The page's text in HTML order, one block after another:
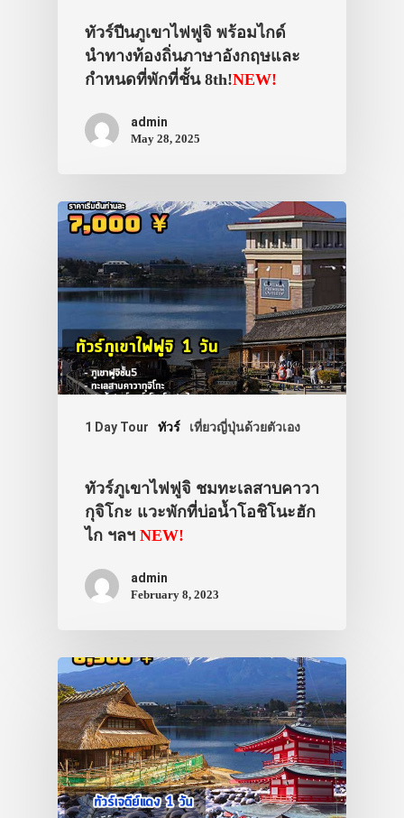
ทัวร์ปีนภูเขาไฟฟูจิ พร้อมไกด์
นำทางท้องถิ่นภาษาอังกฤษและ
กำหนดที่พักที่ชั้น 8th!NEW!
admin
May 28, 2025
1 Day Tour ทัวร์ เที่ยวญี่ปุ่นด้วยตัวเอง
ทัวร์ภูเขาไฟฟูจิ ชมทะเลสาบคาวา
กุจิโกะ แวะพักที่บ่อน้ำโอชิโนะฮัก
ไก ฯลฯ NEW!
admin
February 8, 2023
ที่พัก
สาระน่ารู้
VIDEO